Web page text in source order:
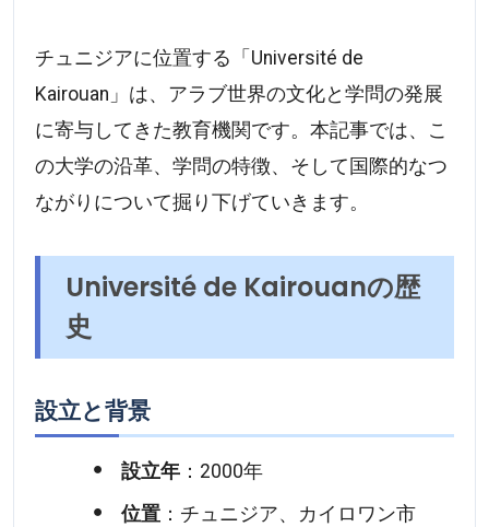
チュニジアに位置する「Université de
Kairouan」は、アラブ世界の文化と学問の発展
に寄与してきた教育機関です。本記事では、こ
の大学の沿革、学問の特徴、そして国際的なつ
ながりについて掘り下げていきます。
Université de Kairouanの歴
史
設立と背景
設立年：2000年
位置：チュニジア、カイロワン市